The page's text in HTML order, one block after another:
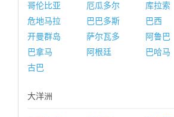
哥伦比亚
厄瓜多尔
库拉索
危地马拉
巴巴多斯
巴西
开曼群岛
萨尔瓦多
阿鲁巴
巴拿马
阿根廷
巴哈马
古巴
大洋洲